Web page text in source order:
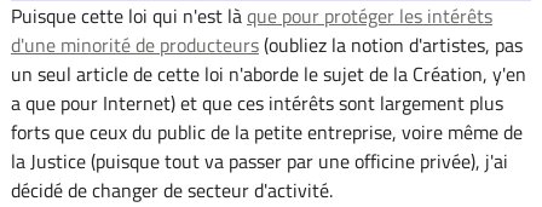
Puisque cette loi qui n'est làque pour protéger les intérêts
d'une minorité de producteurs(oubliez la notion d'artistes, pas
un seul article de cette loi n'aborde le sujet de la Création, y'en
a que pour Internet) et que ces intérêts sont largement plus
forts que ceux du public de la petite entreprise, voire même de
la Justice (puisque tout va passer par une officine privée), j'ai
décidé de changer de secteur d'activité.